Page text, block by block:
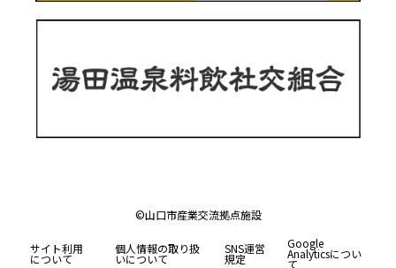
©山口市産業交流拠点施設
サイト利用
について
個人情報の取り扱
いについて
SNS運営
規定
Google
Analyticsについ
て